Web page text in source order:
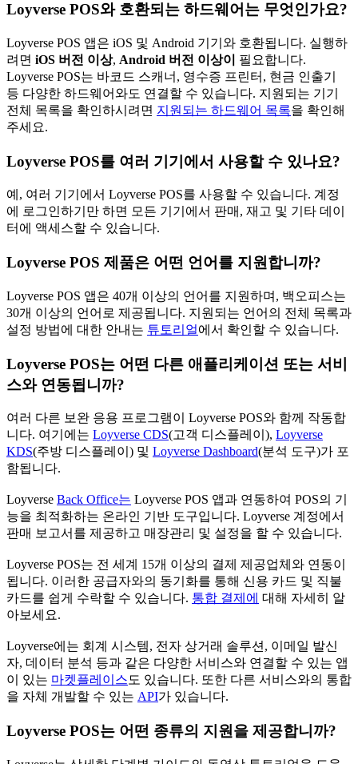
Loyverse POS와 호환되는 하드웨어는 무엇인가요?
Loyverse POS 앱은 iOS 및 Android 기기와 호환됩니다. 실행하
려면 iOS 버전 이상, Android 버전 이상이
필요합니다.
Loyverse POS는 바코드 스캐너, 영수증 프린터, 현금 인출기
등 다양한 하드웨어와도 연결할 수 있습니다. 지원되는 기기
전체 목록을 확인하시려면 지원되는 하드웨어 목록을 확인해
주세요.
Loyverse POS를 여러 기기에서 사용할 수 있나요?
예, 여러 기기에서 Loyverse POS를 사용할 수 있습니다. 계정
에 로그인하기만 하면 모든 기기에서 판매, 재고 및 기타 데이
터에 액세스할 수 있습니다.
Loyverse POS 제품은 어떤 언어를 지원합니까?
Loyverse POS 앱은 40개 이상의 언어를 지원하며, 백오피스는
30개 이상의 언어로 제공됩니다. 지원되는 언어의 전체 목록과
설정 방법에 대한 안내는 튜토리얼에서 확인할 수 있습니다.
Loyverse POS는 어떤 다른 애플리케이션 또는 서비
스와 연동됩니까?
여러 다른 보완 응용 프로그램이 Loyverse POS와 함께 작동합
니다. 여기에는 Loyverse CDS(고객 디스플레이), Loyverse
KDS(주방 디스플레이) 및 Loyverse Dashboard(분석 도구)가 포
함됩니다.
Loyverse Back Office는 Loyverse POS 앱과 연동하여 POS의 기
능을 최적화하는 온라인 기반 도구입니다. Loyverse 계정에서
판매 보고서를 제공하고 매장관리 및 설정을 할 수 있습니다.
Loyverse POS는 전 세계 15개 이상의 결제 제공업체와 연동이
됩니다. 이러한 공급자와의 동기화를 통해 신용 카드 및 직불
카드를 쉽게 수락할 수 있습니다. 통합 결제에 대해 자세히 알
아보세요.
Loyverse에는 회계 시스템, 전자 상거래 솔루션, 이메일 발신
자, 데이터 분석 등과 같은 다양한 서비스와 연결할 수 있는 앱
이 있는 마켓플레이스도 있습니다. 또한 다른 서비스와의 통합
을 자체 개발할 수 있는 API가 있습니다.
Loyverse POS는 어떤 종류의 지원을 제공합니까?